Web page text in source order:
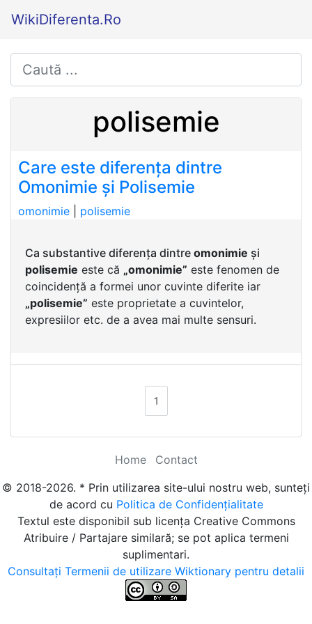
WikiDiferenta.Ro
polisemie
Care este diferența dintre
Omonimie și Polisemie
omonimie polisemie
Ca substantive diferența dintre omonimie și
polisemie este că „omonimie” este fenomen de
coincidență a formei unor cuvinte diferite iar
„polisemie” este proprietate a cuvintelor,
expresiilor etc. de a avea mai multe sensuri.
1
Home
Contact
© 2018-2026. * Prin utilizarea site-ului nostru web, sunteți
de acord cu Politica de Confidențialitate
Textul este disponibil sub licența Creative Commons
Atribuire / Partajare similară; se pot aplica termeni
suplimentari.
Consultați Termenii de utilizare Wiktionary pentru detalii